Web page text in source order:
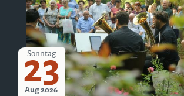
Sonntag
23
Aug 2026